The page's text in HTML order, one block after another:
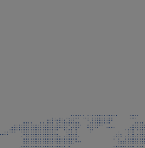
info@faeg.it
COMMERCIALE